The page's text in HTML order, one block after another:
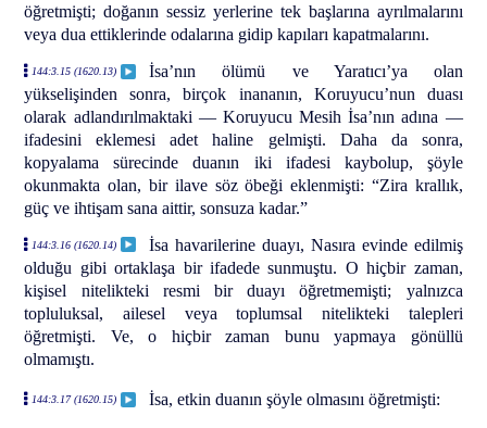
öğretmişti; doğanın sessiz yerlerine tek başlarına ayrılmalarını
veya dua ettiklerinde odalarına gidip kapıları kapatmalarını.
144:3.15 (1620.13)
İsa’nın ölümü ve Yaratıcı’ya olan
yükselişinden sonra, birçok inananın, Koruyucu’nun duası
olarak adlandırılmaktaki — Koruyucu Mesih İsa’nın adına —
ifadesini eklemesi adet haline gelmişti. Daha da sonra,
kopyalama sürecinde duanın iki ifadesi kaybolup, şöyle
okunmakta olan, bir ilave söz öbeği eklenmişti: “Zira krallık,
güç ve ihtişam sana aittir, sonsuza kadar.”
144:3.16 (1620.14)
İsa havarilerine duayı, Nasıra evinde edilmiş
olduğu gibi ortaklaşa bir ifadede sunmuştu. O hiçbir zaman,
kişisel nitelikteki resmi bir duayı öğretmemişti; yalnızca
topluluksal, ailesel veya toplumsal nitelikteki talepleri
öğretmişti. Ve, o hiçbir zaman bunu yapmaya gönüllü
olmamıştı.
144:3.17 (1620.15) İsa, etkin duanın şöyle olmasını öğretmişti: